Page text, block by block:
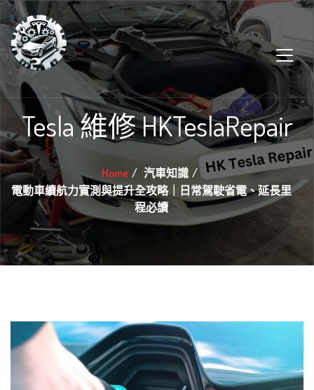
Tesla 維修 HKTeslaRepair
Home
汽車知識
電動車續航力實測與提升全攻略｜日常駕駛省電、延長里
程必讀